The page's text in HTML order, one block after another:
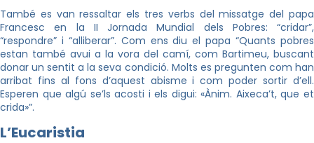
També es van ressaltar els tres verbs del missatge del papa
Francesc en la II Jornada Mundial dels Pobres: “cridar”,
“respondre” i “alliberar”. Com ens diu el papa “Quants pobres
estan també avui a la vora del camí, com Bartimeu, buscant
donar un sentit a la seva condició. Molts es pregunten com han
arribat fins al fons d’aquest abisme i com poder sortir d’ell.
Esperen que algú se’ls acosti i els digui: «Ànim. Aixeca’t, que et
crida»”.
L’Eucaristia